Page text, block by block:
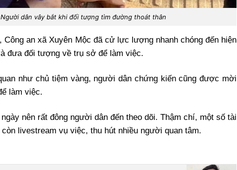
Người dân vây bắt khi đối tượng tìm đường thoát thân
Công an xã Xuyên Mộc đã cử lực lượng nhanh chóng đến hiện
đưa đối tượng về trụ sở để làm việc.
như chủ tiệm vàng, người dân chứng kiến cũng được mời
làm việc.
nên rất đông người dân đến theo dõi. Thậm chí, một số tài
còn livestream vụ việc, thu hút nhiều người quan tâm.